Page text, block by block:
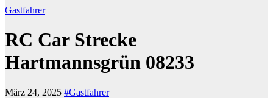
Gastfahrer
RC Car Strecke
Hartmannsgrün 08233
März 24, 2025 #Gastfahrer